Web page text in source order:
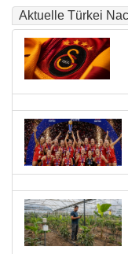
Aktuelle Türkei